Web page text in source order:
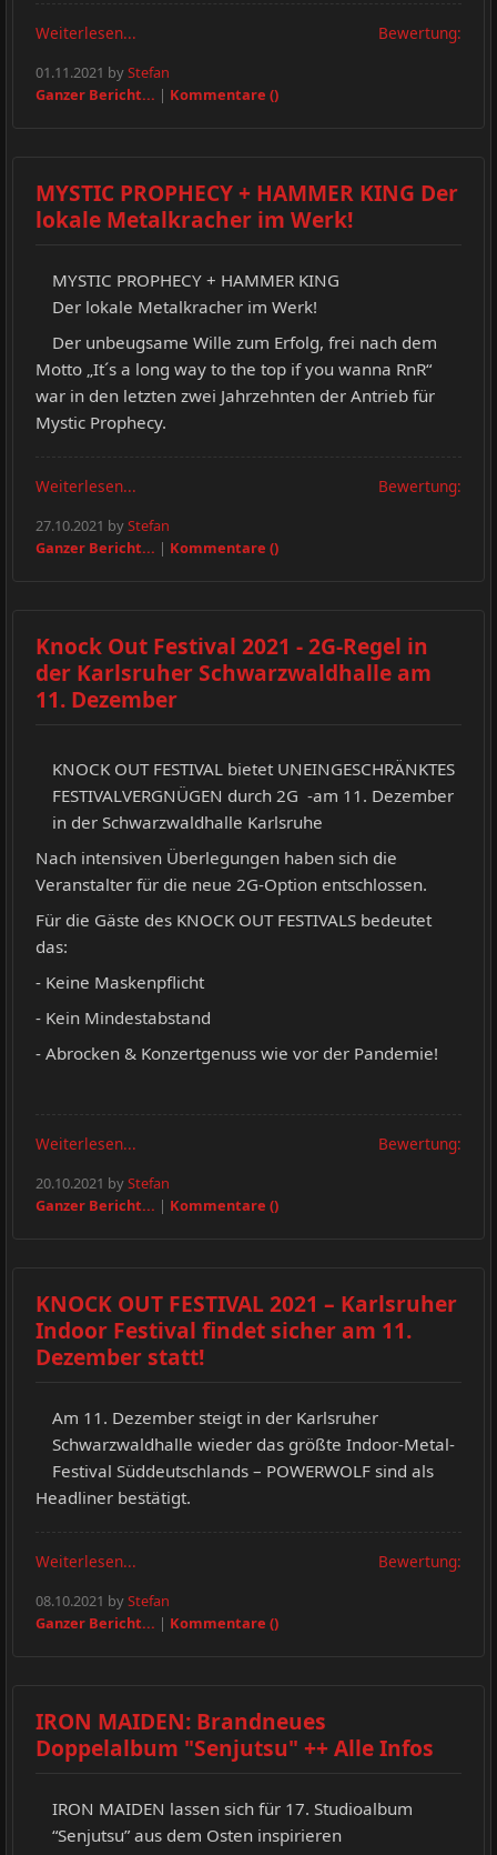
Weiterlesen... Bewertung:
01.11.2021 byStefan
Ganzer Bericht... | Kommentare ()
MYSTIC PROPHECY + HAMMER KING Der
lokale Metalkracher im Werk!
MYSTIC PROPHECY + HAMMER KING
Der lokale Metalkracher im Werk!
Der unbeugsame Wille zum Erfolg, frei nach dem
Motto „It´s a long way to the top if you wanna RnR“
war in den letzten zwei Jahrzehnten der Antrieb für
Mystic Prophecy.
Weiterlesen... Bewertung:
27.10.2021 byStefan
Ganzer Bericht... | Kommentare ()
Knock Out Festival 2021 - 2G-Regel in
der Karlsruher Schwarzwaldhalle am
11. Dezember
KNOCK OUT FESTIVAL bietet UNEINGESCHRÄNKTES
FESTIVALVERGNÜGEN durch 2G -am 11. Dezember
in der Schwarzwaldhalle Karlsruhe
Nach intensiven Überlegungen haben sich die
Veranstalter für die neue 2G-Option entschlossen.
Für die Gäste des KNOCK OUT FESTIVALS bedeutet
das:
- Keine Maskenpflicht
- Kein Mindestabstand
- Abrocken & Konzertgenuss wie vor der Pandemie!
Weiterlesen... Bewertung:
20.10.2021 byStefan
Ganzer Bericht... | Kommentare ()
KNOCK OUT FESTIVAL 2021 – Karlsruher
Indoor Festival findet sicher am 11.
Dezember statt!
Am 11. Dezember steigt in der Karlsruher
Schwarzwaldhalle wieder das größte Indoor-Metal-
Festival Süddeutschlands – POWERWOLF sind als
Headliner bestätigt.
Weiterlesen... Bewertung:
08.10.2021 byStefan
Ganzer Bericht... | Kommentare ()
IRON MAIDEN: Brandneues
Doppelalbum "Senjutsu" ++ Alle Infos
IRON MAIDEN lassen sich für 17. Studioalbum
“Senjutsu” aus dem Osten inspirieren